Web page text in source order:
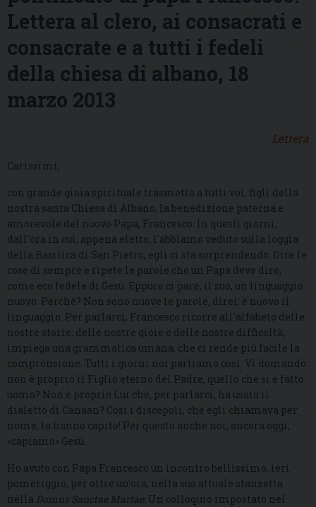
Lettera al clero, ai consacrati e
consacrate e a tutti i fedeli
della chiesa di albano, 18
marzo 2013
Lettera
Carissimi,
con grande gioia spirituale trasmetto a tutti voi, figli della
nostra santa Chiesa di Albano, la benedizione paterna e
amorevole del nuovo Papa, Francesco. In questi giorni,
dall'ora in cui, appena eletto, l'abbiamo veduto sulla loggia
della Basilica di San Pietro, egli ci sta sorprendendo. Dice le
cose di sempre e ripete le parole che un Papa deve dire,
come eco fedele di Gesù. Eppure ci pare, il suo, un linguaggio
nuovo. Perché? Non sono nuove le parole, direi; è nuovo il
linguaggio. Per parlarci, Francesco ricorre all'alfabeto delle
nostre storie, delle nostre gioie e delle nostre difficoltà;
impiega una grammatica umana, che ci rende più facile la
comprensione. Tutti i giorni noi parliamo così. Vi domando:
non è proprio il Figlio eterno del Padre, quello che si è fatto
uomo? Non è proprio Lui che, per parlarci, ha usato il
dialetto di Canaan? Così i discepoli, che egli chiamava per
nome, lo hanno capito! Per questo anche noi, ancora oggi,
«capiamo» Gesù.
Ho avuto con Papa Francesco un incontro bellissimo, ieri
pomeriggio, per oltre un'ora, nella sua attuale stanzetta
nella Domus Sanctae Martae. Un colloquio impostato nel